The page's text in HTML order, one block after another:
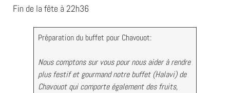
Fin de la fête à 22h36
Préparation du buffet pour Chavouot:
Nous comptons sur vous pour nous aider à rendre
plus festif et gourmand notre buffet (Halavi) de
Chavouot qui comporte également des fruits,